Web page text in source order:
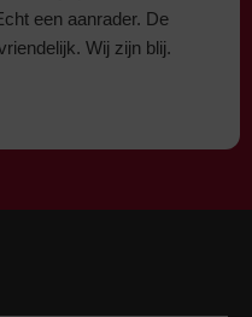
een aanrader. De
Wij zijn blij.